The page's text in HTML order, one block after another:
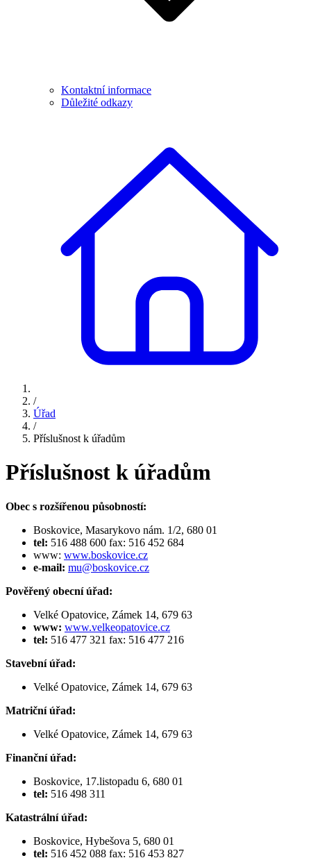
Kontaktní informace
Důležité odkazy
/
Úřad
/
Příslušnost k úřadům
Příslušnost k úřadům
Obec s rozšířenou působností:
Boskovice, Masarykovo nám. 1/2, 680 01
tel: 516 488 600 fax: 516 452 684
www: www.boskovice.cz
e-mail: mu@boskovice.cz
Pověřený obecní úřad:
Velké Opatovice, Zámek 14, 679 63
www: www.velkeopatovice.cz
tel: 516 477 321 fax: 516 477 216
Stavební úřad:
Velké Opatovice, Zámek 14, 679 63
Matriční úřad:
Velké Opatovice, Zámek 14, 679 63
Finanční úřad:
Boskovice, 17.listopadu 6, 680 01
tel: 516 498 311
Katastrální úřad:
Boskovice, Hybešova 5, 680 01
tel: 516 452 088 fax: 516 453 827